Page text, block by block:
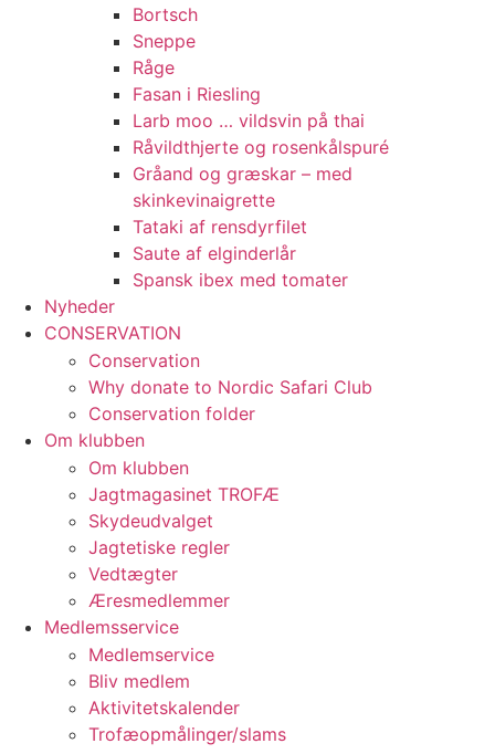
Bortsch
Sneppe
Råge
Fasan i Riesling
Larb moo … vildsvin på thai
Råvildthjerte og rosenkålspuré
Gråand og græskar – med
skinkevinaigrette
Tataki af rensdyrfilet
Saute af elginderlår
Spansk ibex med tomater
Nyheder
CONSERVATION
Conservation
Why donate to Nordic Safari Club
Conservation folder
Om klubben
Om klubben
Jagtmagasinet TROFÆ
Skydeudvalget
Jagtetiske regler
Vedtægter
Æresmedlemmer
Medlemsservice
Medlemservice
Bliv medlem
Aktivitetskalender
Trofæopmålinger/slams